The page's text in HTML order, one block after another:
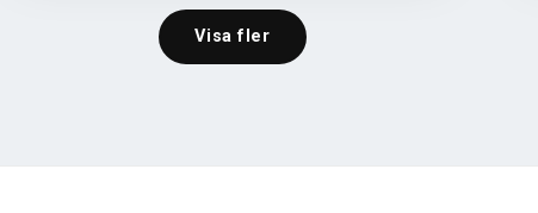
Visa fler